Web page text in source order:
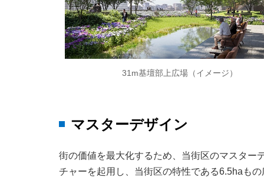
31m基壇部上広場（イメージ）
マスターデザイン
街の価値を最大化するため、当街区のマスター
チャーを起用し、当街区の特性である6.5haも